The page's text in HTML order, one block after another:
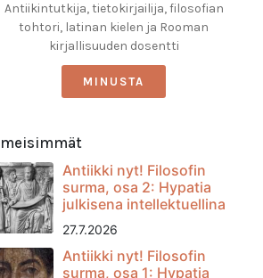
Antiikintutkija, tietokirjailija, filosofian
tohtori, latinan kielen ja Rooman
kirjallisuuden dosentti
MINUSTA
Antiikki nyt! Filosofin
surma, osa 2: Hypatia
julkisena intellektuellina
27.7.2026
Antiikki nyt! Filosofin
surma, osa 1: Hypatia